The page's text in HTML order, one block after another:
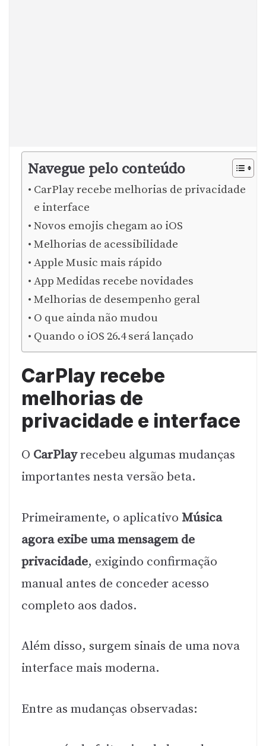
Navegue pelo conteúdo
CarPlay recebe melhorias de privacidade
e interface
Novos emojis chegam ao iOS
Melhorias de acessibilidade
Apple Music mais rápido
App Medidas recebe novidades
Melhorias de desempenho geral
O que ainda não mudou
Quando o iOS 26.4 será lançado
CarPlay recebe
melhorias de
privacidade e interface
O CarPlayrecebeu algumas mudanças
importantes nesta versão beta.
Primeiramente, o aplicativo Música
agora exibe uma mensagem de
privacidade, exigindo confirmação
manual antes de conceder acesso
completo aos dados.
Além disso, surgem sinais de uma nova
interface mais moderna.
Entre as mudanças observadas: